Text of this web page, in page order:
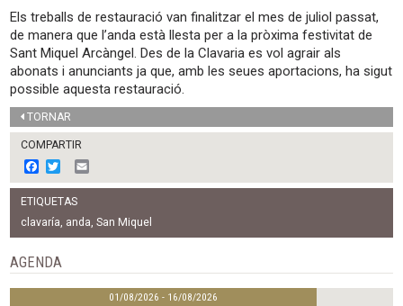
Els treballs de restauració van finalitzar el mes de juliol passat,
de manera que l’anda està llesta per a la pròxima festivitat de
Sant Miquel Arcàngel. Des de la Clavaria es vol agrair als
abonats i anunciants ja que, amb les seues aportacions, ha sigut
possible aquesta restauració.
TORNAR
COMPARTIR
F
a
c
e
b
o
o
k
w
i
t
t
e
m
l
ETIQUETAS
clavaría, anda,San Miquel
AGENDA
01/08/2026 - 16/08/2026